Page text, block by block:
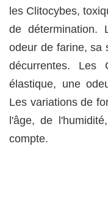
les Clitocybes,
de détermination.
odeur de farine, sa
décurrentes. Les
élastique, une
Les variations de
l'âge, de
compte.